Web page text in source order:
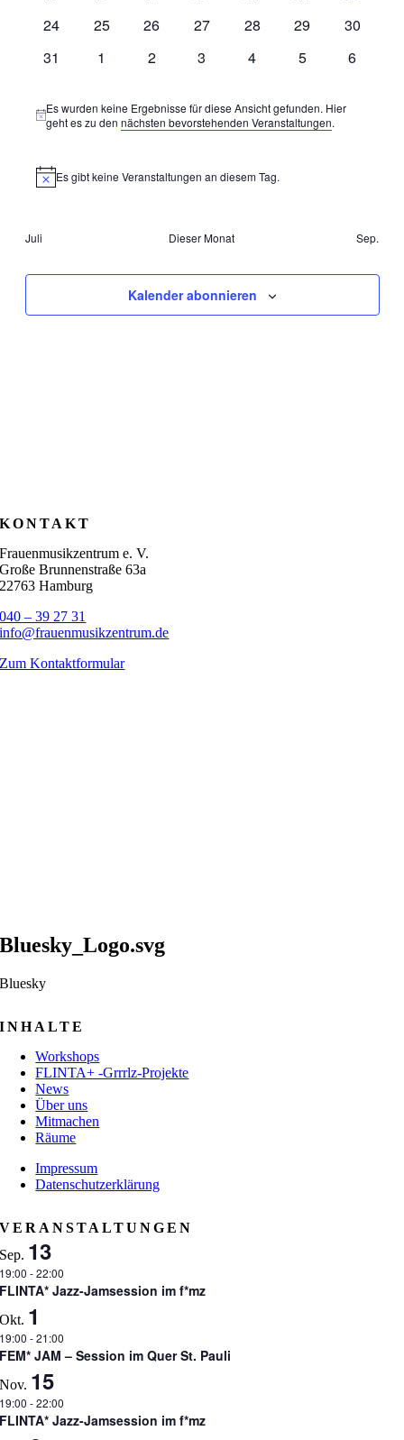
0
24
0
25
0
26
0
27
0
28
0
29
0
30
0
31
0
1
0
2
0
3
0
4
0
5
0
6
Hinweis
Es wurden keine Ergebnisse für diese Ansicht gefunden. Hier
geht es zu dennächsten bevorstehenden Veranstaltungen.
HinweisEs gibt keine Veranstaltungen an diesem Tag.
Juli Dieser Monat Sep.
Kalender abonnieren
KONTAKT
Frauenmusikzentrum e. V.
Große Brunnenstraße 63a
22763 Hamburg
040 – 39 27 31
info@frauenmusikzentrum.de
Zum Kontaktformular
Bluesky_Logo.svg
Bluesky
INHALTE
Workshops
FLINTA+ -Grrrlz-Projekte
News
Über uns
Mitmachen
Räume
Impressum
Datenschutzerklärung
VERANSTALTUNGEN
Sep. 13
19:00 -22:00
FLINTA* Jazz-Jamsession im f*mz
Okt. 1
19:00 -21:00
FEM* JAM – Session im Quer St. Pauli
Nov. 15
19:00 -22:00
FLINTA* Jazz-Jamsession im f*mz